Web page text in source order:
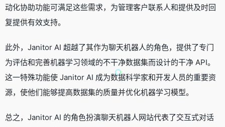
动化协助功能可满足这些需求，为管理客户联系人和提供及时回
复提供有效支持。
此外，Janitor AI 超越了其作为聊天机器人的角色，提供了专门
为评估和完善机器学习领域的不干净数据集而设计的干净 API。
这一特殊功能使 Janitor AI 成为数据科学家和开发人员的重要资
源，使他们能够提高数据集的质量并优化机器学习模型。
总之，Janitor AI 的角色扮演聊天机器人网站代表了交互式对话